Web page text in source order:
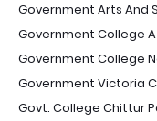
Government Arts And
Government College
Government College
Government Victoria
Govt. College Chittur